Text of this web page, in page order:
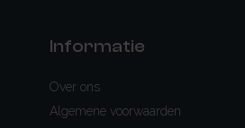
Informatie
Over ons
Algemene voorwaarden